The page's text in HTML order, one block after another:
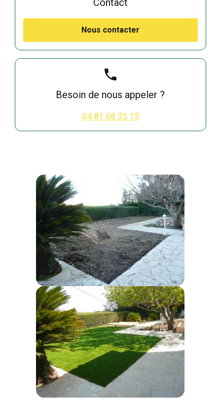
Contact
Nous contacter
phone
Besoin de nous appeler ?
04 81 68 35 15